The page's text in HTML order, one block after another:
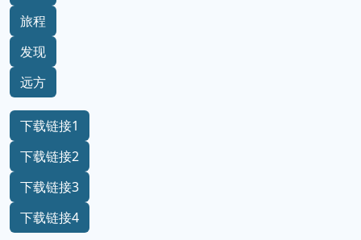
旅程
发现
远方
下载链接1
下载链接2
下载链接3
下载链接4